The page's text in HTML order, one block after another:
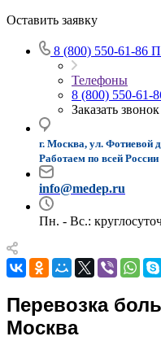
Оставить заявку
8 (800) 550-61-86
Телефоны
8 (800) 550-61-
Заказать звонок
г. Москва, ул. Фотиевой
Работаем по всей России
info@medep.ru
Пн. - Вс.:
Перевозка
Москва